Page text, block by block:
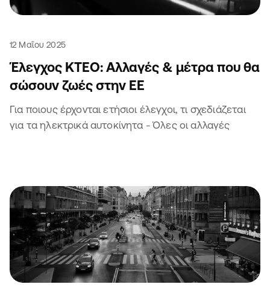
12 Μαΐου 2025
Έλεγχος ΚΤΕΟ: Αλλαγές & μέτρα που θα
σώσουν ζωές στην ΕΕ
Για ποιους έρχονται ετήσιοι έλεγχοι, τι σχεδιάζεται
για τα ηλεκτρικά αυτοκίνητα - Όλες οι αλλαγές